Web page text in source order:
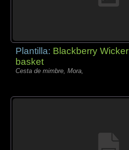
Plantilla: Blackberry Wicker
basket
Cesta de mimbre, Mora,